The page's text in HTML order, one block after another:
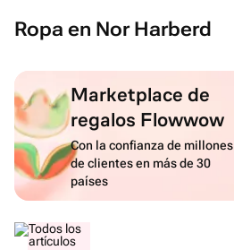
Ropa en Nor Harberd
Marketplace de
regalos Flowwow
Con la confianza de millones
de clientes en más de 30
países